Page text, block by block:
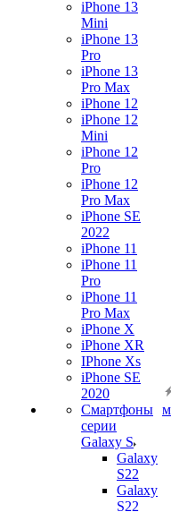
iPhone 13
Mini
iPhone 13
Pro
iPhone 13
Pro Max
iPhone 12
iPhone 12
Mini
iPhone 12
Pro
iPhone 12
Pro Max
iPhone SE
2022
iPhone 11
iPhone 11
Pro
iPhone 11
Pro Max
iPhone X
iPhone XR
IPhone Xs
iPhone SE
2020
Смартфоны
серии
Galaxy S
Galaxy
S22
Galaxy
S22